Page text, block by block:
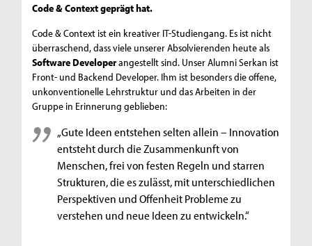
Code & Context geprägt hat.
Code & Context ist ein kreativer IT-Studiengang. Es ist nicht
überraschend, dass viele unserer Absolvierenden heute als
Software Developerangestellt sind. Unser Alumni Serkan ist
Front- und Backend Developer. Ihm ist besonders die offene,
unkonventionelle Lehrstruktur und das Arbeiten in der
Gruppe in Erinnerung geblieben:
„Gute Ideen entstehen selten allein – Innovation
entsteht durch die Zusammenkunft von
Menschen, frei von festen Regeln und starren
Strukturen, die es zulässt, mit unterschiedlichen
Perspektiven und Offenheit Probleme zu
verstehen und neue Ideen zu entwickeln.“